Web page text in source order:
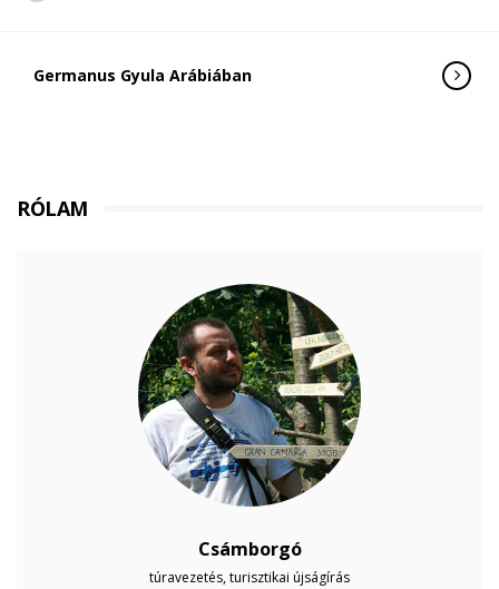
Germanus Gyula Arábiában
RÓLAM
Csámborgó
túravezetés, turisztikai újságírás